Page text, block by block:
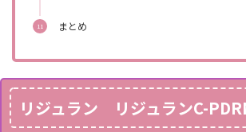
まとめ
リジュラン リジュランC-